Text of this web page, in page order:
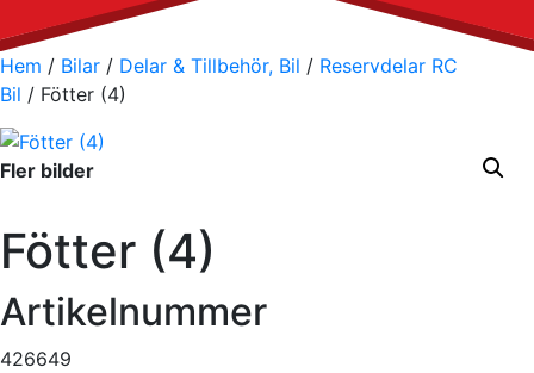
Hem / Bilar / Delar & Tillbehör, Bil / Reservdelar RC
Bil / Fötter (4)
Fler bilder
Fötter (4)
Artikelnummer
426649